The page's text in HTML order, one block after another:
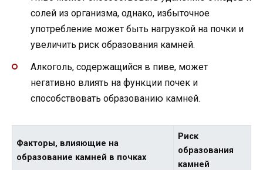
солей из организма, однако, избыточное
употребление может быть нагрузкой на почки и
увеличить риск образования камней.
Алкоголь, содержащийся в пиве, может
негативно влиять на функции почек и
способствовать образованию камней.
Факторы, влияющие на
образование камней в почках
Риск
образования
камней